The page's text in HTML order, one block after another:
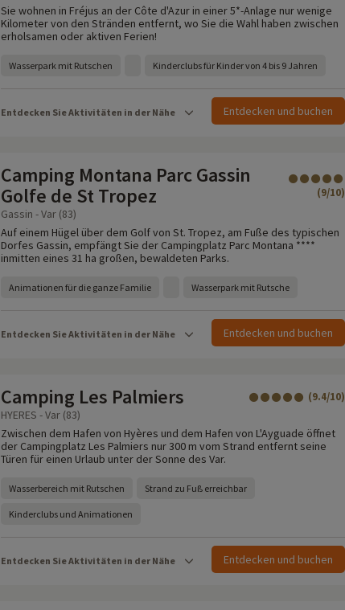
Sie wohnen in Fréjus an der Côte d'Azur in einer 5*-Anlage nur wenige
Kilometer von den Stränden entfernt, wo Sie die Wahl haben zwischen
erholsamen oder aktiven Ferien!
Wasserpark mit Rutschen Kinderclubs für Kinder von 4 bis 9 Jahren
Entdecken Sie Aktivitäten in der Nähe Entdecken und buchen
Camping Montana Parc Gassin
Golfe de St Tropez
(9/10)
Gassin - Var (83)
Auf einem Hügel über dem Golf von St. Tropez, am Fuße des typischen
Dorfes Gassin, empfängt Sie der Campingplatz Parc Montana ****
inmitten eines 31 ha großen, bewaldeten Parks.
Animationen für die ganze Familie Wasserpark mit Rutsche
Entdecken Sie Aktivitäten in der Nähe Entdecken und buchen
Camping Les Palmiers (9.4/10)
HYERES - Var (83)
Zwischen dem Hafen von Hyères und dem Hafen von L'Ayguade öffnet
der Campingplatz Les Palmiers nur 300 m vom Strand entfernt seine
Türen für einen Urlaub unter der Sonne des Var.
Wasserbereich mit Rutschen Strand zu Fuß erreichbar
Kinderclubs und Animationen
Entdecken Sie Aktivitäten in der Nähe Entdecken und buchen